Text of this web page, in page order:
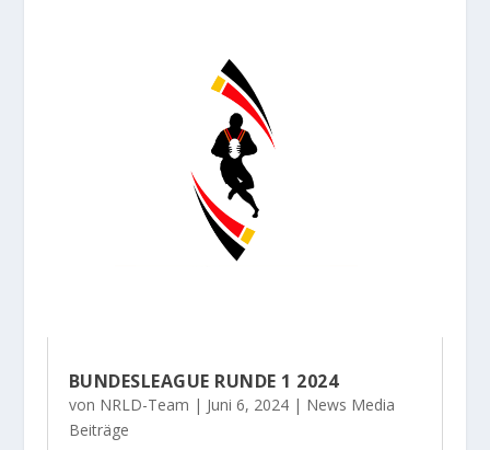
BUNDESLEAGUE RUNDE 1 2024
von NRLD-Team | Juni 6, 2024| News Media
Beiträge